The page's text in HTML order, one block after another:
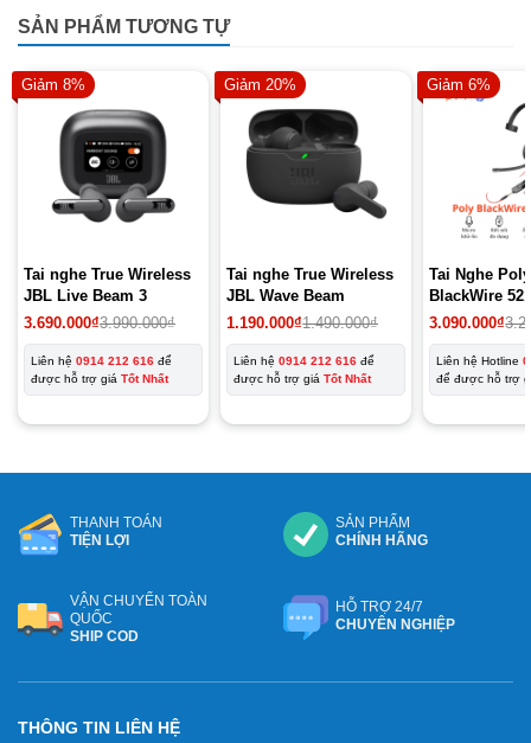
SẢN PHẨM TƯƠNG TỰ
Giảm 8%
Tai nghe True Wireless
JBL Live Beam 3
3.690.000₫3.990.000₫
Liên hệ 0914 212 616 để
được hỗ trợ giá Tốt Nhất
Giảm 20%
Tai nghe True Wireless
JBL Wave Beam
1.190.000₫1.490.000₫
Liên hệ0914 212 616 để
được hỗ trợ giáTốt Nhất
Giảm 6%
Tai Nghe Poly
BlackWire
3.090.000₫
Liên hệ Hotline
để được hỗ trợ
THANH TOÁN
TIỆN LỢI
SẢN PHẨM
CHÍNH HÃNG
VẬN CHUYỂN TOÀN
QUỐC
SHIP COD
HỖ TRỢ 24/7
CHUYÊN NGHIỆP
THÔNG TIN LIÊN HỆ